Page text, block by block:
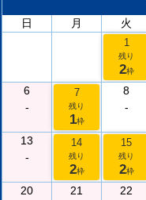
日
月 火
1
残り
2枠
6
-
7
残り
1枠
8
-
13
-
14
残り
2枠
15
残り
2枠
20
21
22